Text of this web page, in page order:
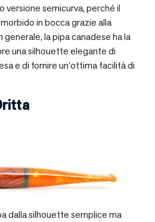
versione semicurva, perché il
in bocca grazie alla
generale, la pipa canadese ha la
una silhouette elegante di
e di fornire un’ottima facilità di
dalla silhouette semplice ma